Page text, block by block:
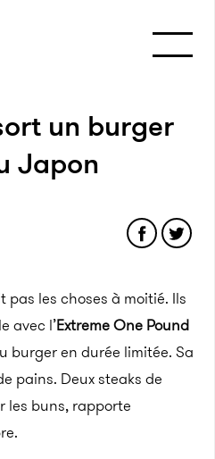
un burger
Japon
pas les choses à moitié. Ils
avec l’Extreme One Pound
burger en durée limitée. Sa
pains. Deux steaks de
buns, rapporte